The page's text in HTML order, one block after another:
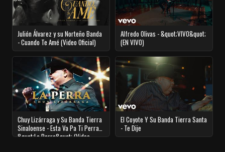
Julión Álvarez y su Norteño Banda
- Cuando Te Amé (Video Oficial)
Alfredo Olivas - &quot;VIVO&quot;
(EN VIVO)
Chuy Lizárraga y Su Banda Tierra
Sinaloense - Esta Va Pa Ti Perra
&quot;La Perra&quot; (Video
El Coyote Y Su Banda Tierra Santa
- Te Dije